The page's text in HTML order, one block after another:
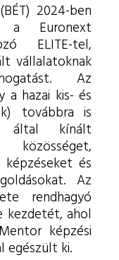
2024-ben
a Euronext
ELITE-tel,
vállalatoknak
Az
a hazai kis- és
k) továbbra is
által kínált
közösséget,
képzéseket és
Az
rendhagyó
kezdetét, ahol
képzési
egészült ki.